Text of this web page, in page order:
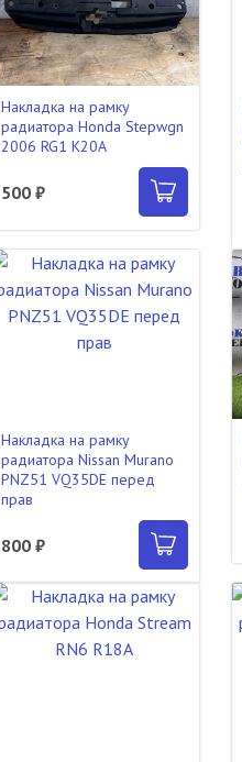
Накладка на рамку
радиатора Honda Stepwgn
2006 RG1 K20A
500 ₽
Накладка на рамку
радиатора Nissan Murano
PNZ51 VQ35DE перед
прав
800 ₽